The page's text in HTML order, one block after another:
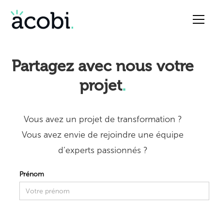
Partagez avec nous votre
projet.
Vous avez un projet de transformation ?
Vous avez envie de rejoindre une équipe
d’experts passionnés ?
Prénom